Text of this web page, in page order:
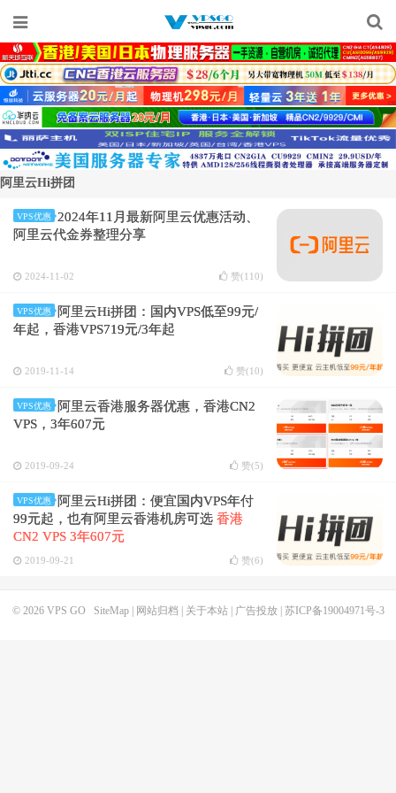
阿里云Hi拼团
VPS优惠
2024年11月最新阿里云优惠活动、
阿里云代金券整理分享
2024-11-02 赞(110)
VPS优惠
阿里云Hi拼团：国内VPS低至99元/
年起，香港VPS719元/3年起
2019-11-14 赞(10)
VPS优惠
阿里云香港服务器优惠，香港CN2
VPS，3年607元
2019-09-24 赞(5)
VPS优惠
阿里云Hi拼团：便宜国内VPS年付
99元起，也有阿里云香港机房可选 香港
CN2 VPS 3年607元
2019-09-21 赞(6)
© 2026 VPS GO SiteMap| 网站归档 关于本站| 广告投放| 苏ICP备19004971号-3